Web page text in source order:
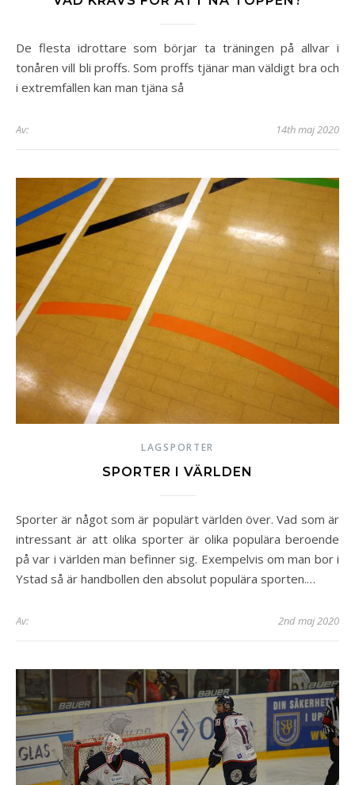
De flesta idrottare som börjar ta träningen på allvar i
tonåren vill bli proffs. Som proffs tjänar man väldigt bra och
i extremfallen kan man tjäna så
Av: 14th maj 2020
LAGSPORTER
SPORTER I VÄRLDEN
Sporter är något som är populärt världen över. Vad som är
intressant är att olika sporter är olika populära beroende
på var i världen man befinner sig. Exempelvis om man bor i
Ystad så är handbollen den absolut populära sporten.…
Av: 2nd maj 2020